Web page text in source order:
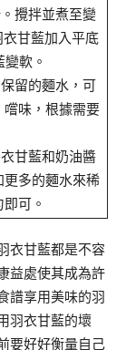
攪拌並煮至變
甘藍加入平底
軟。
留的麵水，可
味，根據需要
甘藍和奶油醬
多的麵水來稀
可。
衣甘藍都是不容
益處使其成為許
譜享用美味的羽
羽衣甘藍的壞
要好好衡量自己